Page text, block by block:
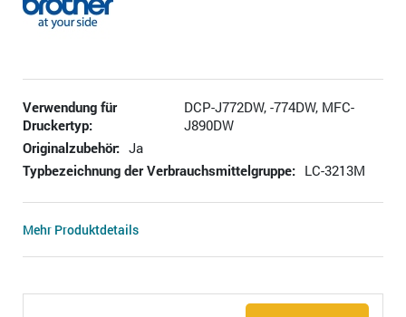
Verwendung für
Druckertyp:
DCP-J772DW, -774DW, MFC-
J890DW
Originalzubehör: Ja
Typbezeichnung der Verbrauchsmittelgruppe: LC-3213M
Mehr Produktdetails